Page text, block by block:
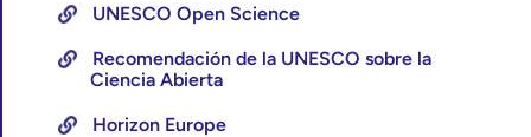
UNESCO Open Science
Recomendación de la UNESCO sobre la
Ciencia Abierta
Horizon Europe